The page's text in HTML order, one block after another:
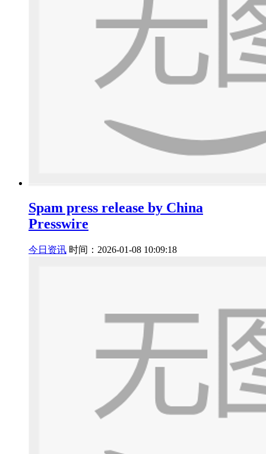
Spam press release by China
Presswire
今日资讯 时间：2026-01-08 10:09:18